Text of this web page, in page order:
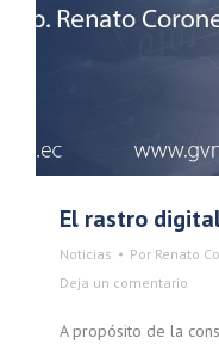
El rastro
Noticias Por Renato
Deja un comentario
A propósito de la